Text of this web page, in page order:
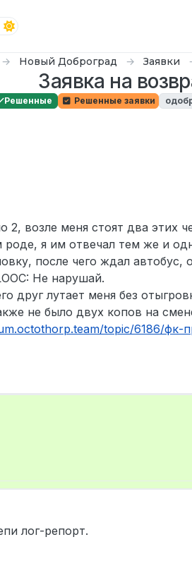
Новый Доброград Заявки
Заявка на
Решенные Решенные заявки
возле меня стоят два этих
я им отвечал тем же и
после чего ждал автобус,
Не нарушай.
друг лутает меня без
не было двух копов на
topic/6186/фк-
лог-репорт.